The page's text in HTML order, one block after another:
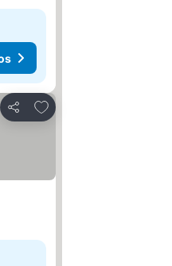
Partilhar
Adicionar aos favoritos